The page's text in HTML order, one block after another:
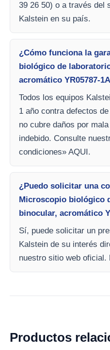
39 26 50) o a través del
Kalstein en su país.
¿Cómo funciona la
biológico de
acromático YR05787-
Todos los equipos
1 año contra defectos
no cubre daños por
indebido. Consulte
condiciones» AQUI.
¿Puedo solicitar una
Microscopio biológico
binocular, acromático
Sí, puede solicitar un
Kalstein de su interés
nuestro sitio web oficial.
Productos